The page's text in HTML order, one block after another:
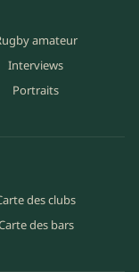
amateur
Interviews
Portraits
des clubs
des bars